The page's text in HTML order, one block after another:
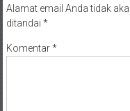
Alamat email Anda tidak
ditandai *
Komentar*